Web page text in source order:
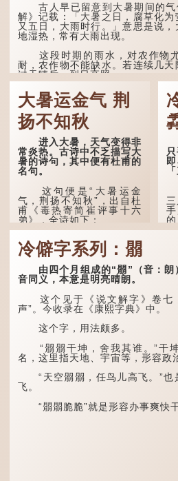
古人早已留意到大暑期间的气
解》记载：「大暑之日，腐草化为
又五日，大雨时行。」意思是说
地湿热，常有大雨出现。
这段时期的雨水，对农作物尤
耐，农作物不能缺水。若连续几
过天晴后，烈日高照...
大暑运金气 荆
扬不知秋
进入大暑，天气变得非
常炎热。古诗中不乏描写大
暑的诗句，其中便有杜甫的
名句。
这句便是“大暑运金
气，荆扬不知秋”，出自杜
甫《毒热寄简崔评事十六
弟》，全诗如下：
大暑运金气，荆扬不知
秋。
林下有塌翼，水中无行
舟。
五行当中“金”对应秋
季，代表凉爽肃杀之
气。“运”是“运行”，描写大
暑的酷热阻碍了金气的流
“荆扬”指荆州（湖北）
和扬州（江苏），泛指长江
中下游地区，“...
冷僻字系列：朤
由四个月组成的“朤”（音：朗
音同义，本意是明亮晴朗。
这个见于《说文解字》卷七
声”。今收录在《康熙字典》中。
这个字，用法颇多。
“朤朤干坤，舍我其谁。”干
名，这里指天地、宇宙等，形容政
“天空朤朤，任鸟儿高飞。”也
飞。
“朤朤脆脆”就是形容办事爽快干